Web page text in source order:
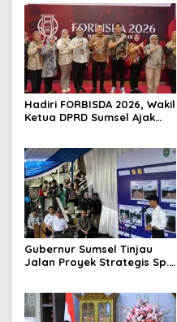
Hadiri FORBISDA 2026, Wakil
Ketua DPRD Sumsel Ajak
Gubernur Sumsel Tinjau
Jalan Proyek Strategis Sp.